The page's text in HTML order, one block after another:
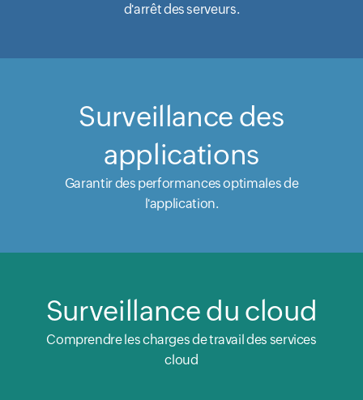
d'arrêt des serveurs.
Surveillance des
applications
Garantir des performances optimales de
l'application.
Surveillance du cloud
Comprendre les charges de travail des services
cloud